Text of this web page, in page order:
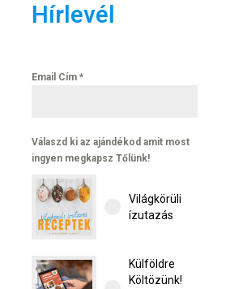
Hírlevél
Email Cím *
Válaszd ki az ajándékod amit most
ingyen megkapsz Tőlünk!
Világkörüli
ízutazás
Külföldre
Költözünk!